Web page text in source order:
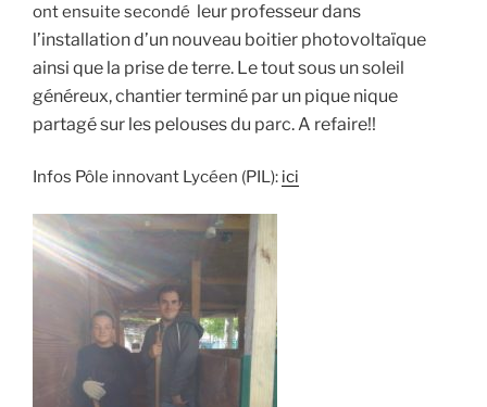
ont ensuite secondé leur professeur dans
l’installation d’un nouveau boitier photovoltaïque
ainsi que la prise de terre. Le tout sous un soleil
généreux, chantier terminé par un pique nique
partagé sur les pelouses du parc. A refaire!!
Infos Pôle innovant Lycéen (PIL): ici